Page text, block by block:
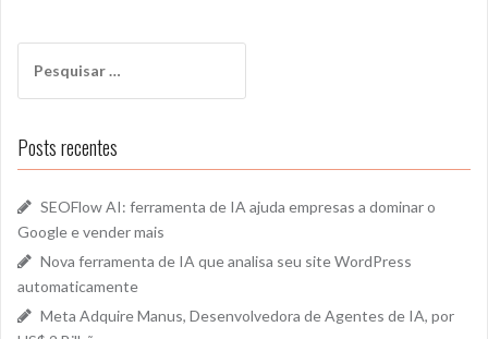
Posts recentes
SEOFlow AI: ferramenta de IA ajuda empresas a dominar o
Google e vender mais
Nova ferramenta de IA que analisa seu site WordPress
automaticamente
Meta Adquire Manus, Desenvolvedora de Agentes de IA, por